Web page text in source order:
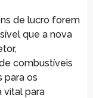
de lucro forem
que a nova
combustíveis
para os
vital para